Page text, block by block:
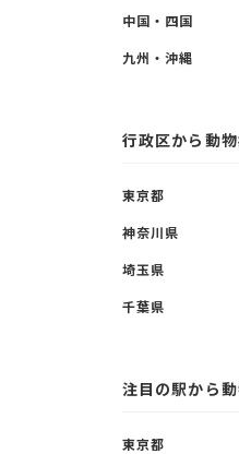
中国・四国
九州・沖縄
行政区から動
東京都
神奈川県
埼玉県
千葉県
注目の駅から
東京都